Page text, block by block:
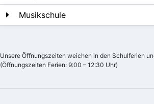
Musikschule
Unsere Öffnungszeiten weichen in den Schulferien
(Öffnungszeiten Ferien: 9:00 – 12:30 Uhr)